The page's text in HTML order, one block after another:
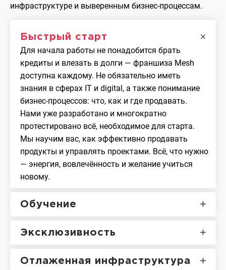
инфраструктуре и выверенным бизнес-процессам.
Быстрый старт
Для начала работы не понадобится брать
кредиты и влезать в долги — франшиза Mesh
доступна каждому. Не обязательно иметь
знания в сферах IT и digital, а также понимание
бизнес-процессов: что, как и где продавать.
Нами уже разработано и многократно
протестировано всё, необходимое для старта.
Мы научим вас, как эффективно продавать
продукты и управлять проектами. Всё, что нужно
— энергия, вовлечённость и желание учиться
новому.
Обучение
Эксклюзивность
Отлаженная инфраструктура